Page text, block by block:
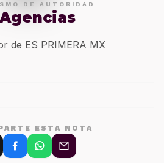
DE AUTORIDAD
Agencias
de ES PRIMERA MX
ESTA NOTA